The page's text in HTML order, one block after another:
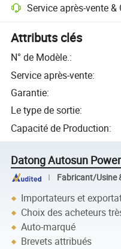
Service après-vente
Attributs clés
N° de Modèle.:
Service après-vente:
Garantie:
Le type de sortie:
Capacité de Production:
Datong Autosun
Fabricant/Usine
Importateurs et
Choix des acheteurs
Auto-marqué
Brevets attribués